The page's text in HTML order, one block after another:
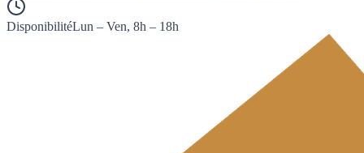
DisponibilitéLun – Ven, 8h – 18h